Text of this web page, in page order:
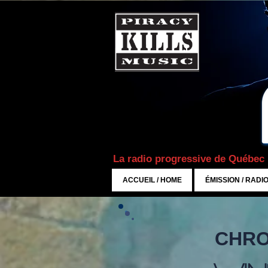
La radio progressive de Québec
ACCUEIL / HOME ÉMISSION /